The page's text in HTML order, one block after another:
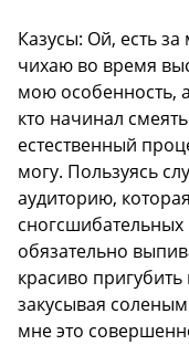
Казусы: Ой, есть
чихаю во время
мою особенность,
кто начинал
естественный
могу. Пользуясь
аудиторию,
обязательно
красиво
закусывая
мне это